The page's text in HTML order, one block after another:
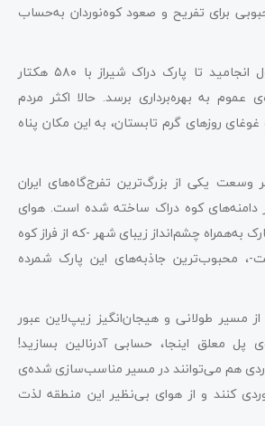
برای تفریح و صعود کوه‌نوردان به‌حساب
تقریباً چهار سال به‌طول انجامید تا پارک دراک شیراز با ۵۸۰ هکتار
عموم به بهره‌برداری برسد. حالا اکثر مردم
و غوغای روزهای گرم تابستان، به این مکان پناه
وسعت یکی از بزرگ‌ترین تفرج‌گاه‌های ایران
کوه دراک ساخته شده است. هوای
به‌همراه چشم‌انداز زیبای شهر -که از فراز کوه
، محبوب‌ترین جاذبه‌های این پارک شمرده
مسیر طولانی و هیجان‌انگیز زیپ‌لاین عبور
پل معلق اینجا، حسابی آدرنالین بسازید!
هم می‌توانند در مسیر مناسب‌سازی شده‌ی
کنند و از هوای بی‌نظیر این منطقه لذت